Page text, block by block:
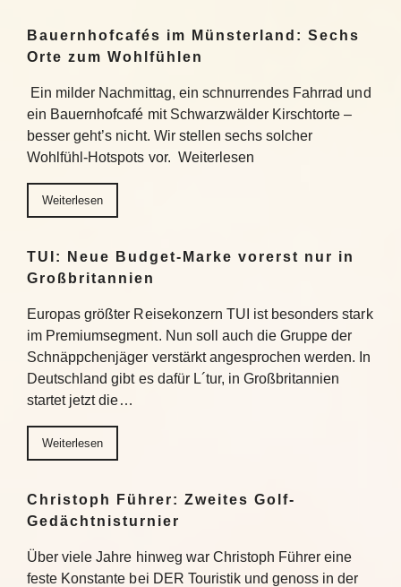
Bauernhofcafés im Münsterland: Sechs
Orte zum Wohlfühlen
Ein milder Nachmittag, ein schnurrendes Fahrrad und
ein Bauernhofcafé mit Schwarzwälder Kirschtorte –
besser geht’s nicht. Wir stellen sechs solcher
Wohlfühl-Hotspots vor. Weiterlesen
Weiterlesen
TUI: Neue Budget-Marke vorerst nur in
Großbritannien
Europas größter Reisekonzern TUI ist besonders stark
im Premiumsegment. Nun soll auch die Gruppe der
Schnäppchenjäger verstärkt angesprochen werden. In
Deutschland gibt es dafür L´tur, in Großbritannien
startet jetzt die…
Weiterlesen
Christoph Führer: Zweites Golf-
Gedächtnisturnier
Über viele Jahre hinweg war Christoph Führer eine
feste Konstante bei DER Touristik und genoss in der